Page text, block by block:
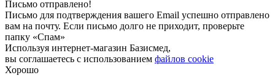
Письмо отправлено!
Письмо для подтверждения вашего Email успешно отправлено
вам на почту. Если письмо долго не приходит, проверьте
папку «Спам»
Используя интернет-магазин Базисмед,
вы соглашаетесь с использованием файлов cookie
Хорошо